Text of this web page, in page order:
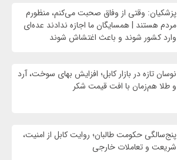
پزشکیان: وقتی از وفاق صحبت می‌کنم، منظورم
مردم هستند | همسایگان ما اجازه ندادند عده‌ای
وارد کشور شوند و باعث اغتشاش شوند
نوسان تازه در بازار کابل؛ افزایش بهای سوخت، آرد
و طلا هم‌زمان با افت قیمت شکر
پنج‌سالگی حکومت طالبان؛ روایت کابل از امنیت،
شریعت و تعاملات خارجی